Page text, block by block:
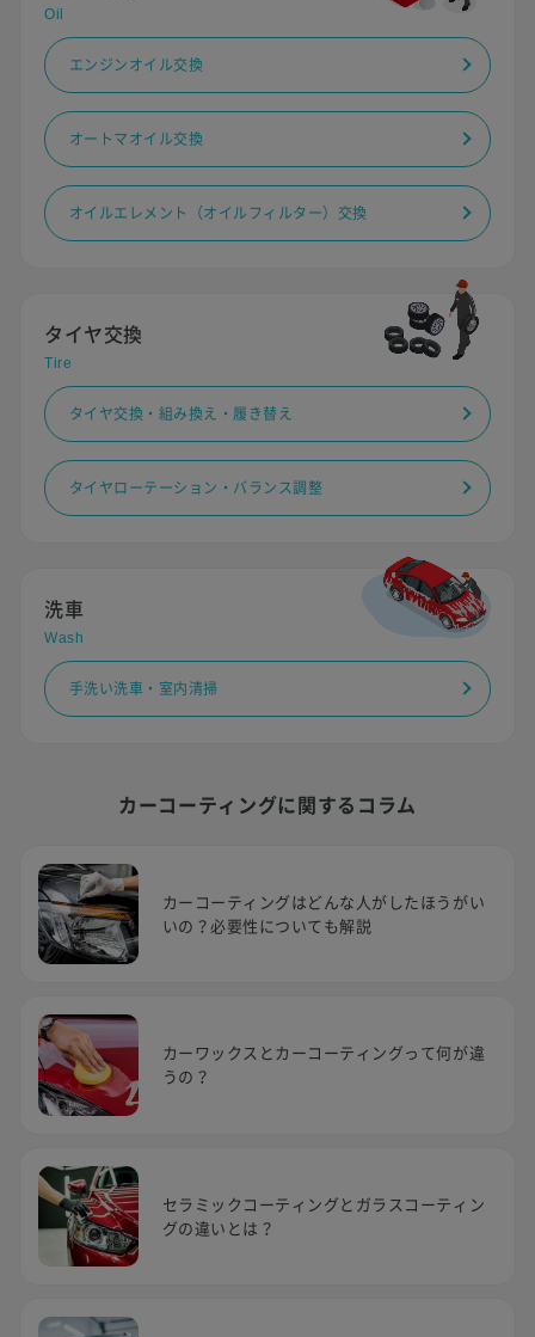
Oil
エンジンオイル交換
オートマオイル交換
オイルエレメント（オイルフィルター）交換
タイヤ交換
Tire
タイヤ交換・組み換え・履き替え
タイヤローテーション・バランス調整
洗車
Wash
手洗い洗車・室内清掃
カーコーティングに関するコラム
カーコーティングはどんな人がしたほうがい
いの？必要性についても解説
カーワックスとカーコーティングって何が違
うの？
セラミックコーティングとガラスコーティン
グの違いとは？